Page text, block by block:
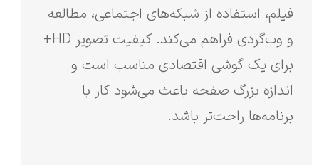
فیلم، استفاده از شبکه‌های اجتماعی، مطالعه
و وب‌گردی فراهم می‌کند. کیفیت تصویر HD+
برای یک گوشی اقتصادی مناسب است و
اندازه بزرگ صفحه باعث می‌شود کار با
برنامه‌ها راحت‌تر باشد.